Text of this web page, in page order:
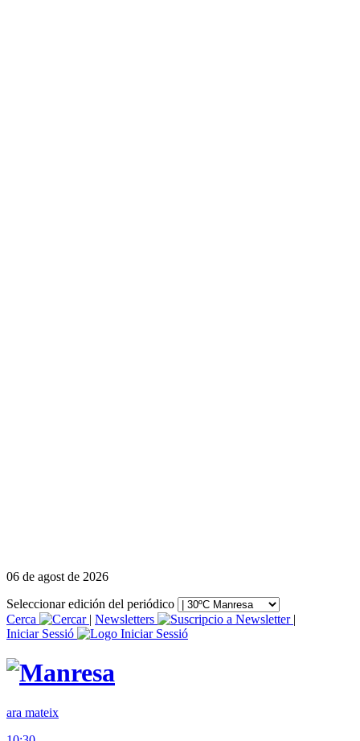
06 de agost de 2026
Seleccionar edición del periódico
Cerca
| Newsletters
|
Iniciar Sessió
ara mateix